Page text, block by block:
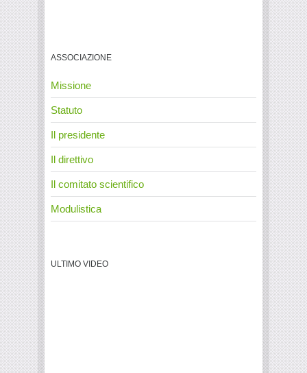
ASSOCIAZIONE
Missione
Statuto
Il presidente
Il direttivo
Il comitato scientifico
Modulistica
ULTIMO VIDEO